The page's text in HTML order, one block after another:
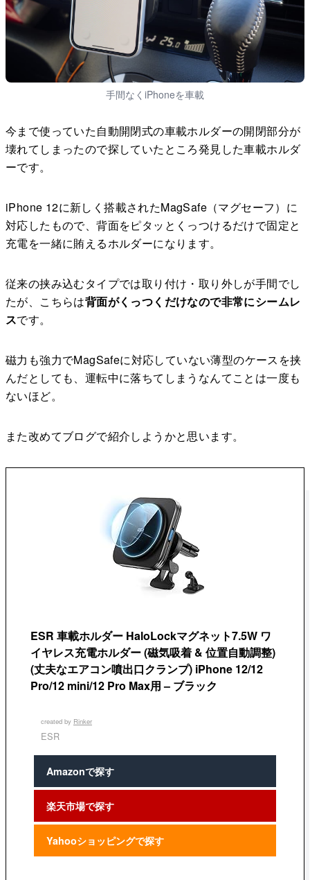
手間なくiPhoneを車載
今まで使っていた自動開閉式の車載ホルダーの開閉部分が
壊れてしまったので探していたところ発見した車載ホルダ
ーです。
iPhone 12に新しく搭載されたMagSafe（マグセーフ）に
対応したもので、背面をピタッとくっつけるだけで固定と
充電を一緒に賄えるホルダーになります。
従来の挟み込むタイプでは取り付け・取り外しが手間でし
たが、こちらは背面がくっつくだけなので非常にシームレ
スです。
磁力も強力でMagSafeに対応していない薄型のケースを挟
んだとしても、運転中に落ちてしまうなんてことは一度も
ないほど。
また改めてブログで紹介しようかと思います。
ESR 車載ホルダー HaloLockマグネット7.5W ワ
イヤレス充電ホルダー (磁気吸着 & 位置自動調整)
(丈夫なエアコン噴出口クランプ) iPhone 12/12
Pro/12 mini/12 Pro Max用 – ブラック
created by Rinker
ESR
Amazonで探す
楽天市場で探す
Yahooショッピングで探す